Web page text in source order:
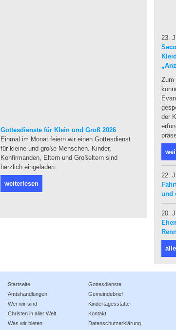
Gottesdienste für Klein und Groß 2026
Einmal im Monat feiern wir einen Gottesdienst
für kleine und große Menschen. Kinder,
Konfirmanden, Eltern und Großeltern sind
herzlich eingeladen.
weiterlesen
23.
Zum
der
22.
und
20.
Startseite
Amtshandlungen
Wer wir sind
Christen in aller Welt
Was wir bieten
Gottesdienste
Gemeindebrief
Kindertagesstätte
Kontakt
Datenschutzerklärung